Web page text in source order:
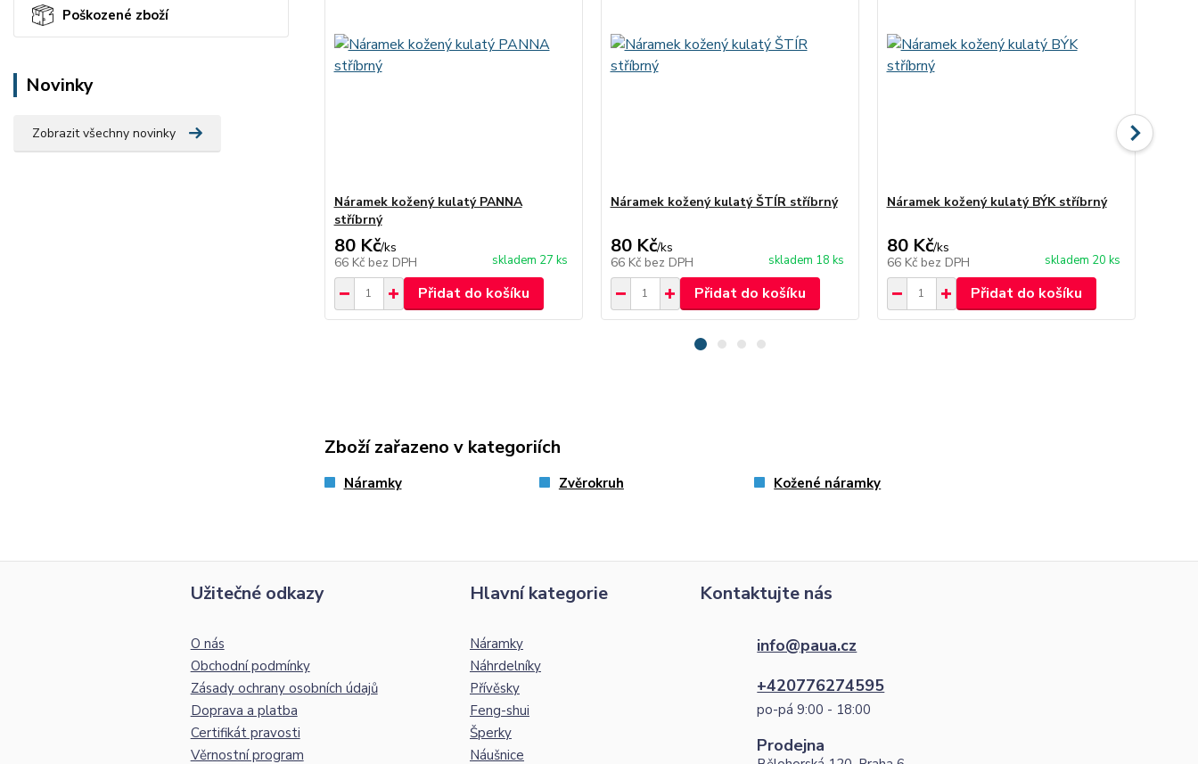
Poškozené zboží
Novinky
Zobrazit všechny novinky
Náramek kožený kulatý PANNA
stříbrný
80 Kč/ks
66 Kč bez DPH skladem 27 ks
Přidat do košíku
Náramek kožený kulatý ŠTÍR stříbrný
80 Kč/ks
66 Kč bez DPH skladem 18 ks
Přidat do košíku
Náramek kožený kulatý BÝK stříbrný
80 Kč/ks
66 Kč bez DPH skladem 20 ks
Přidat do košíku
Zboží zařazeno v kategoriích
Náramky Zvěrokruh Kožené náramky
Užitečné odkazy
O nás
Obchodní podmínky
Zásady ochrany osobních údajů
Doprava a platba
Certifikát pravosti
Věrnostní program
Hlavní kategorie
Náramky
Náhrdelníky
Přívěsky
Feng-shui
Šperky
Náušnice
Kontaktujte nás
info@paua.cz
+420776274595
po-pá 9:00 - 18:00
Prodejna